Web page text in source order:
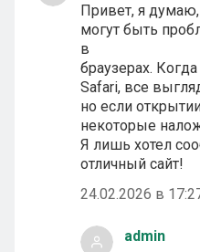
Привет, я думаю,
могут быть
в
браузерах.
Safari, все
но если
некоторые
Я лишь хотел
отличный сайт!
24.02.2026 в
admin